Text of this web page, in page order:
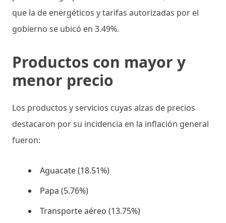
que la de energéticos y tarifas autorizadas por el
gobierno se ubicó en 3.49%.
Productos con mayor y
menor precio
Los productos y servicios cuyas alzas de precios
destacaron por su incidencia en la inflación general
fueron:
Aguacate (18.51%)
Papa (5.76%)
Transporte aéreo (13.75%)